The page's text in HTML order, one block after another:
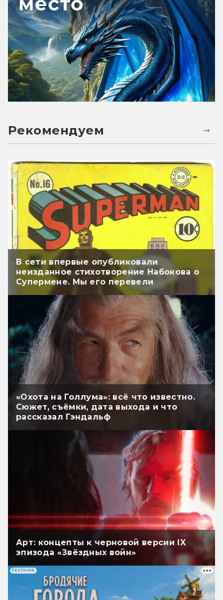
Рекомендуем
В сети впервые опубликовали
неизданное стихотворение Набокова о
Супермене. Мы его перевели
«Охота на Голлума»: всё что известно.
Сюжет, съёмки, дата выхода и что
рассказал Гэндальф
Арт: концепты к черновой версии IX
эпизода «Звёздных войн»
РЕКЛАМА